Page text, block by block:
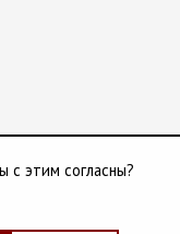
с этим согласны?